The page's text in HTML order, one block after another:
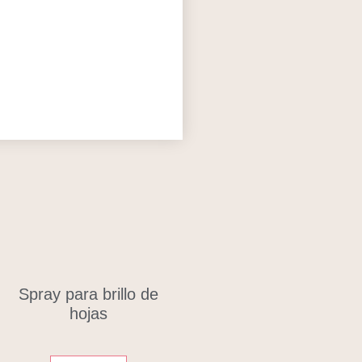
Spray para brillo de
hojas